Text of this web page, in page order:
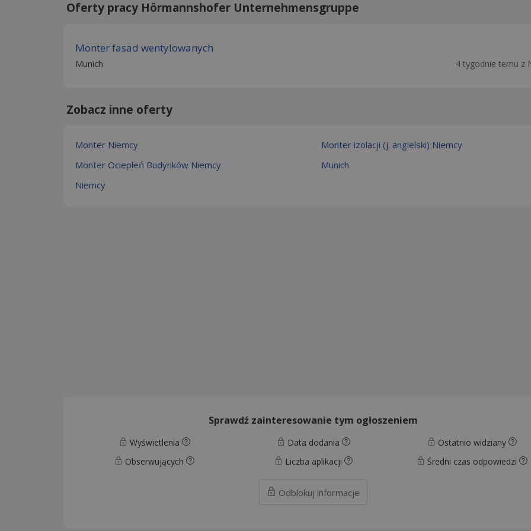
Oferty pracy Hörmannshofer Unternehmensgruppe
Monter fasad wentylowanych
Munich 4 tygodnie temu z
Zobacz inne oferty
Monter Niemcy
Monter izolacji (j. angielski) Niemcy
Monter Ociepleń Budynków Niemcy
Munich
Niemcy
Sprawdź zainteresowanie tym ogłoszeniem
Wyświetlenia Data dodania
Ostatnio widziany
Obserwujących
Liczba aplikacji Średni czas odpowiedzi
Odblokuj informacje